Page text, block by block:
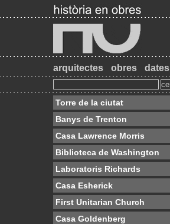
arquitectes obres dates
Torre de la ciutat
Banys de Trenton
Casa Lawrence Morris
Biblioteca de Washington
Laboratoris Richards
Casa Esherick
First Unitarian Church
Casa Goldenberg